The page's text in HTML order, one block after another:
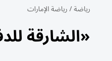
رياضة/رياضة الإمارات
«الشارقة